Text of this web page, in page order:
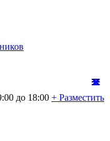
до 18:00 + Разместить